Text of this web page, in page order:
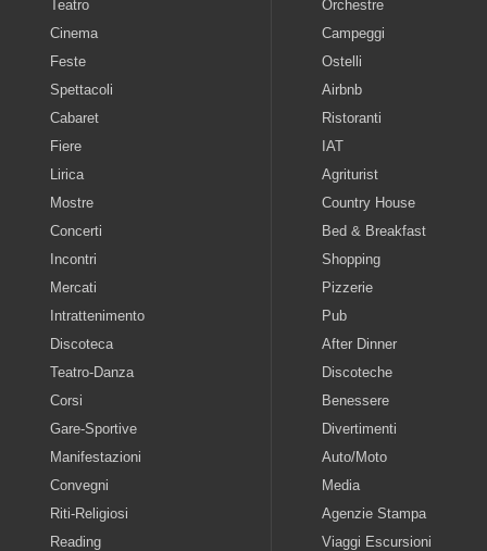
Teatro
Cinema
Feste
Spettacoli
Cabaret
Fiere
Lirica
Mostre
Concerti
Incontri
Mercati
Intrattenimento
Discoteca
Teatro-Danza
Corsi
Gare-Sportive
Manifestazioni
Convegni
Riti-Religiosi
Reading
Orchestre
Campeggi
Ostelli
Airbnb
Ristoranti
IAT
Agriturist
Country House
Bed & Breakfast
Shopping
Pizzerie
Pub
After Dinner
Discoteche
Benessere
Divertimenti
Auto/Moto
Media
Agenzie Stampa
Viaggi Escursioni